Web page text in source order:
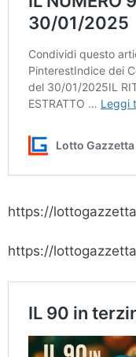
https://
https://